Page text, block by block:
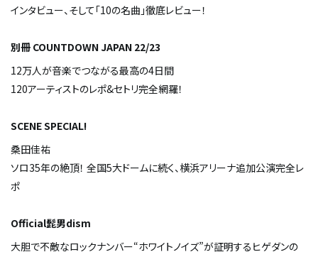
インタビュー、そして「10の名曲」徹底レビュー！
別冊 COUNTDOWN JAPAN 22/23
12万人が音楽でつながる最高の4日間
120アーティストのレポ&セトリ完全網羅！
SCENE SPECIAL!
桑田佳祐
ソロ35年の絶頂！ 全国5大ドームに続く、横浜アリーナ追加公演完全レ
ポ
Official髭男dism
大胆で不敵なロックナンバー“ホワイトノイズ”が証明するヒゲダンの